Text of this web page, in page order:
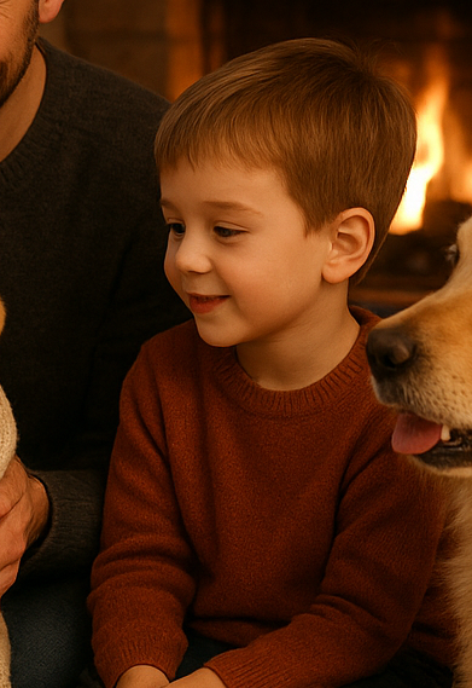
Giubbotto di salvataggio
Queenmore per cani, il modello
rosa mimetico ideale per mare
e piscina in offerta su Amazon
Cestino bici frontale TRIXIE per
cani fino a 6 kg, l’accessorio
per le pedalate in città in super
offerta su Amazon
PawHut cuccia per cani da
esterno taglia grande, la
casetta in plastica
impermeabile ora a prezzo
ribassato su Amazon